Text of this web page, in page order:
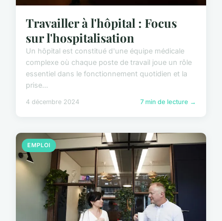
Travailler à l'hôpital : Focus
sur l'hospitalisation
Un hôpital est constitué d'une équipe médicale
complexe où chaque poste de travail joue un rôle
essentiel dans le fonctionnement quotidien et la
prise...
4 décembre 2024 7 min de lecture →
EMPLOI